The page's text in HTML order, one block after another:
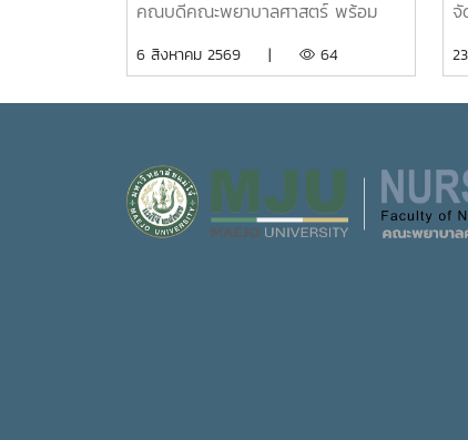
คณบดีคณะพยาบาลศาสตร์ พร้อม
ให้การต้อนรับคณะครูและนักเรียนจาก
E403 ชั้น 4ในการนี้ ผู้ช่วย
ศาสตราจารย์ ดร.ขนิษฐา วิศิษฏ์
เจริญ ประธานอาจารย์หลักสูตร
6 สิงหาคม 2569 | 64
จั
ศ
ภ
ก
ใ